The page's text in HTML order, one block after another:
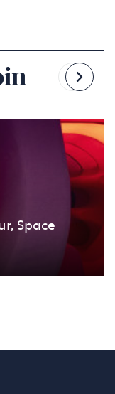
lala
Space